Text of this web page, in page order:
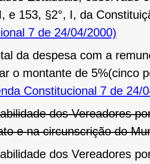
e 153, §2°, I, da
7 de 24/04/2000)
da despesa com a
o montante de 5%(cinco
Constitucional 7 de 24/
dos Vereadores
e na circunscrição do
dos Vereadores